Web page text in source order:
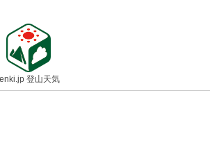
登山天気